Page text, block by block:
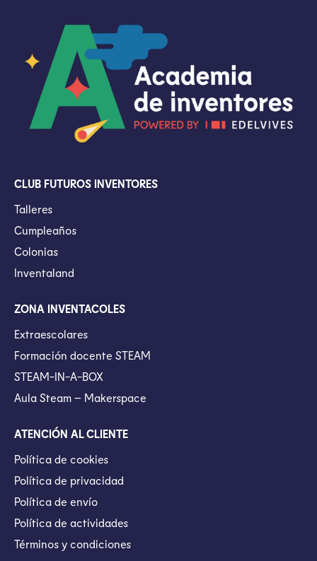
CLUB FUTUROS INVENTORES
Talleres
Cumpleaños
Colonias
Inventaland
ZONA INVENTACOLES
Extraescolares
Formación docente STEAM
STEAM-IN-A-BOX
Aula Steam – Makerspace
ATENCIÓN AL CLIENTE
Política de cookies
Política de privacidad
Política de envío
Política de actividades
Términos y condiciones